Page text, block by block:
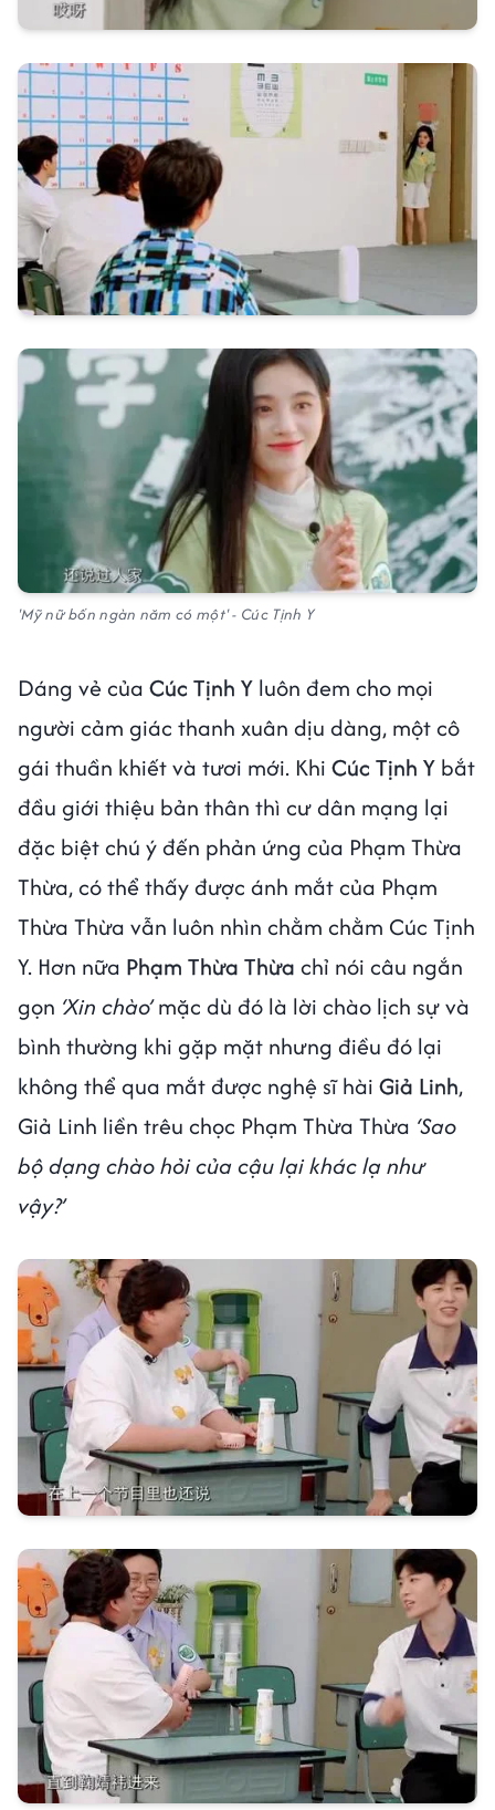
'Mỹ nữ bốn ngàn năm có một' - Cúc Tịnh Y
Dáng vẻ của Cúc Tịnh Y luôn đem cho mọi
người cảm giác thanh xuân dịu dàng, một cô
gái thuần khiết và tươi mới. Khi Cúc Tịnh Y bắt
đầu giới thiệu bản thân thì cư dân mạng lại
đặc biệt chú ý đến phản ứng của Phạm Thừa
Thừa, có thể thấy được ánh mắt của Phạm
Thừa Thừa vẫn luôn nhìn chằm chằm Cúc Tịnh
Y. Hơn nữa Phạm Thừa Thừa chỉ nói câu ngắn
gọn ‘Xin chào’mặc dù đó là lời chào lịch sự và
bình thường khi gặp mặt nhưng điều đó lại
không thể qua mắt được nghệ sĩ hài Giả Linh,
Giả Linh liền trêu chọc Phạm Thừa Thừa ‘Sao
bộ dạng chào hỏi của cậu lại khác lạ như
vậy?’